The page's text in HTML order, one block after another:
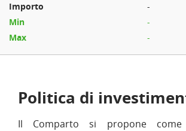
-
-
-
Politica di
Il Comparto si propone